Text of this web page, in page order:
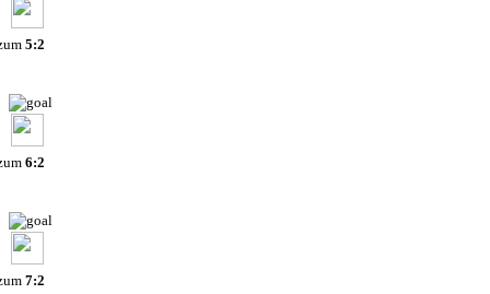
5:2
6:2
7:2